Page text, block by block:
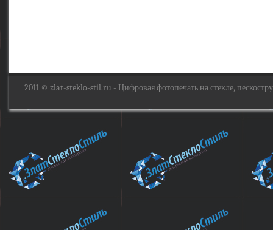
2011 © zlat-steklo-stil.ru - Цифровая фотопечать на стекле,